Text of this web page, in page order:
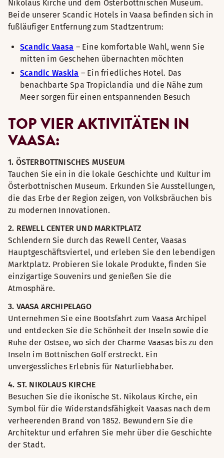
Nikolaus Kirche und dem Österbottnischen Museum.
Beide unserer Scandic Hotels in Vaasa befinden sich in
fußläufiger Entfernung zum Stadtzentrum:
Scandic Vaasa – Eine komfortable Wahl, wenn Sie
mitten im Geschehen übernachten möchten
Scandic Waskia – Ein friedliches Hotel. Das
benachbarte Spa Tropiclandia und die Nähe zum
Meer sorgen für einen entspannenden Besuch
TOP VIER AKTIVITÄTEN IN
VAASA:
1. ÖSTERBOTTNISCHES MUSEUM
Tauchen Sie ein in die lokale Geschichte und Kultur im
Österbottnischen Museum. Erkunden Sie Ausstellungen,
die das Erbe der Region zeigen, von Volksbräuchen bis
zu modernen Innovationen.
2. REWELL CENTER UND MARKTPLATZ
Schlendern Sie durch das Rewell Center, Vaasas
Hauptgeschäftsviertel, und erleben Sie den lebendigen
Marktplatz. Probieren Sie lokale Produkte, finden Sie
einzigartige Souvenirs und genießen Sie die
Atmosphäre.
3. VAASA ARCHIPELAGO
Unternehmen Sie eine Bootsfahrt zum Vaasa Archipel
und entdecken Sie die Schönheit der Inseln sowie die
Ruhe der Ostsee, wo sich der Charme Vaasas bis zu den
Inseln im Bottnischen Golf erstreckt. Ein
unvergessliches Erlebnis für Naturliebhaber.
4. ST. NIKOLAUS KIRCHE
Besuchen Sie die ikonische St. Nikolaus Kirche, ein
Symbol für die Widerstandsfähigkeit Vaasas nach dem
verheerenden Brand von 1852. Bewundern Sie die
Architektur und erfahren Sie mehr über die Geschichte
der Stadt.